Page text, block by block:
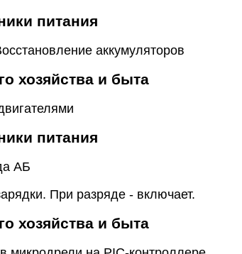
питания
аккумуляторов
хозяйства и быта
питания
АБ
При разряде - включает.
хозяйства и быта